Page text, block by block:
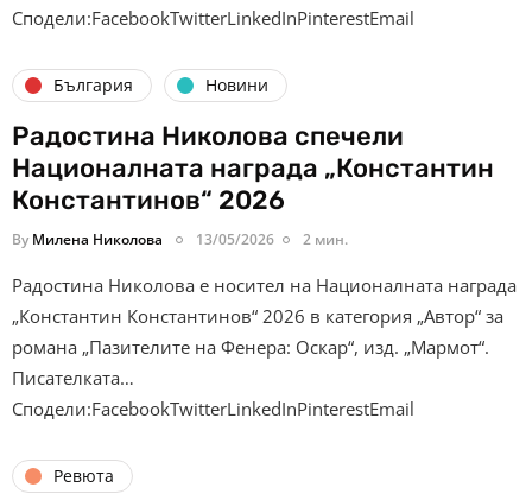
Сподели:FacebookTwitterLinkedInPinterestEmail
България Новини
Радостина Николова спечели
Националната награда „Константин
Константинов“ 2026
By Милена Николова 13/05/2026 2 мин.
Радостина Николова е носител на Националната награда
„Константин Константинов“ 2026 в категория „Автор“ за
романа „Пазителите на Фенера: Оскар“, изд. „Мармот“.
Писателката…
Сподели:FacebookTwitterLinkedInPinterestEmail
Ревюта